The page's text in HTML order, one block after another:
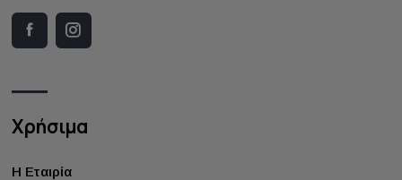
Χρήσιμα
Η Εταιρία